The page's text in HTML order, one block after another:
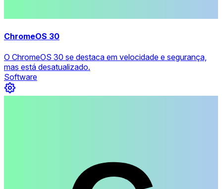
ChromeOS 30
O ChromeOS 30 se destaca em velocidade e segurança,
mas está desatualizado.
Software